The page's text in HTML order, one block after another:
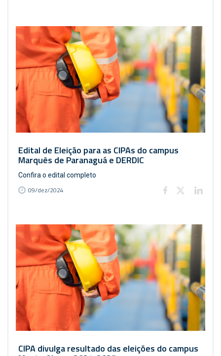
Edital de Eleição para as CIPAs do campus
Marquês de Paranaguá e DERDIC
Confira o edital completo
09/dez/2024
CIPA divulga resultado das eleições do campus